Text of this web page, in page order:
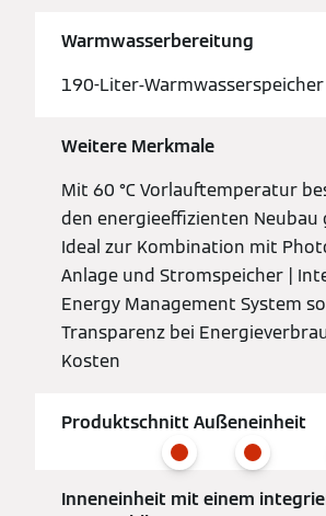
Warmwasserbereitung
190-Liter-
Weitere Merkmale
Mit 60 °C Vorlauftemperatur
den energieeffizienten Neubau
Ideal zur Kombination mit
Anlage und Stromspeicher |
Energy Management System
Transparenz bei
Kosten
Produktschnitt Außeneinheit
Inneneinheit mit einem